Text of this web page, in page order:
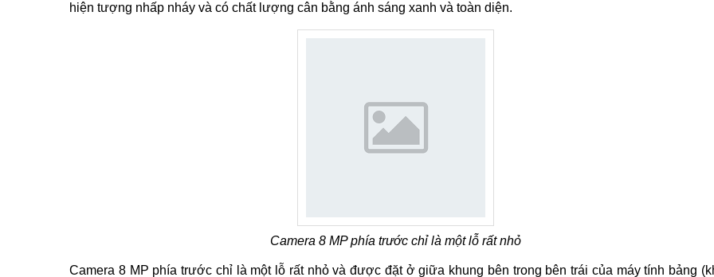
hiện tượng nhấp nháy và có chất lượng cân bằng ánh sáng xanh và toàn diện.
Camera 8 MP phía trước chỉ là một lỗ rất nhỏ
Camera 8 MP phía trước chỉ là một lỗ rất nhỏ và được đặt ở giữa khung bên trong bên trái của máy tính bảng